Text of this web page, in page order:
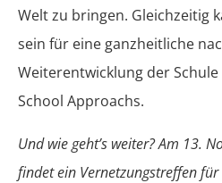
Welt zu bringen. Gleichzeitig
sein für eine ganzheitliche
Weiterentwicklung der
School Approachs.
Und wie geht’s weiter? Am 13.
findet ein Vernetzungstreffen